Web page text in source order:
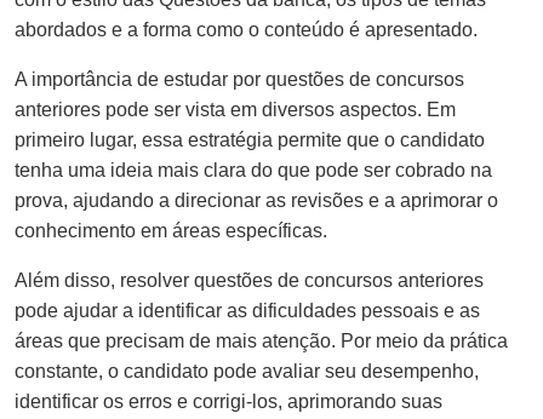
abordados e a forma como o conteúdo é apresentado.
A importância de estudar por questões de concursos
anteriores pode ser vista em diversos aspectos. Em
primeiro lugar, essa estratégia permite que o candidato
tenha uma ideia mais clara do que pode ser cobrado na
prova, ajudando a direcionar as revisões e a aprimorar o
conhecimento em áreas específicas.
Além disso, resolver questões de concursos anteriores
pode ajudar a identificar as dificuldades pessoais e as
áreas que precisam de mais atenção. Por meio da prática
constante, o candidato pode avaliar seu desempenho,
identificar os erros e corrigi-los, aprimorando suas